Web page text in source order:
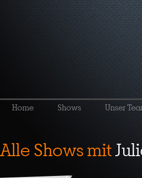
Home Shows Unser
Alle Shows mit